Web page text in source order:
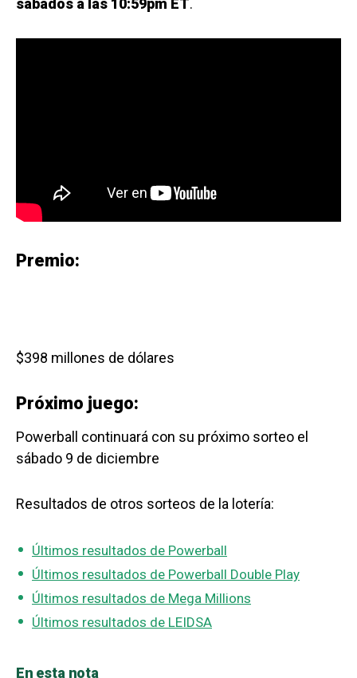
sábados a las 10:59pm ET.
Premio:
$398 millones de dólares
Próximo juego:
Powerball continuará con su próximo sorteo el
sábado 9 de diciembre
Resultados de otros sorteos de la lotería:
Últimos resultados de Powerball
Últimos resultados de Powerball Double Play
Últimos resultados de Mega Millions
Últimos resultados de LEIDSA
En esta nota